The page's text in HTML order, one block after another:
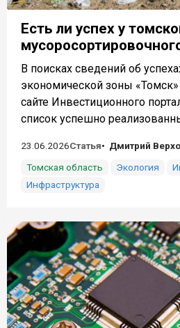
Есть ли успех у
В поисках сведений об
экономической зоны
сайте Инвестиционного
список успешно
23.06.2026Статья
Дмитрий
Томская область
Экология
Инфраструктура